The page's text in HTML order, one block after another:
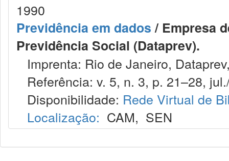
1990
Previdência em dados/ Empresa
Previdência Social (Dataprev).
Imprenta: Rio de Janeiro,
Referência: v. 5, n. 3, p. 21–28,
Disponibilidade: Rede Virtual de
Localização: CAM, SEN